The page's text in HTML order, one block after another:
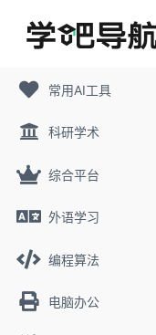
常用AI工具
科研学术
综合平台
外语学习
编程算法
电脑办公